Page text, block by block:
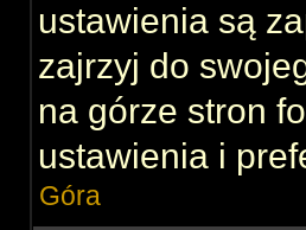
ustawienia są
zajrzyj do
na górze stron
ustawienia i
Góra